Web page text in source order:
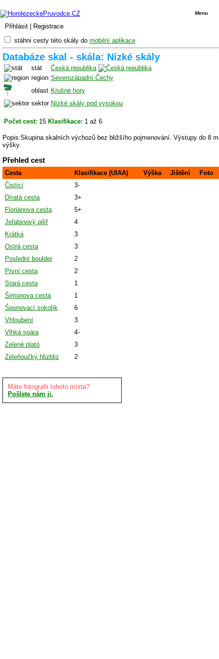
Přihlásit Registrace
Menu
stáhni cesty této skály do mobilní aplikace
Databáze skal - skála: Nízké skály
stát
Česká republika
region Severozápadní Čechy
oblast Krušné hory
sektor Nízké skály pod vysokou
Počet cest: 15 Klasifikace: 1 až 6
Popis:Skupina skalních výchozů bez bližšího pojmenování. Výstupy do 8 m
výšky.
Přehled cest
Cesta Klasifikace (UIAA) Výška Jištění
Foto
Čistící
3-
Díratá cesta
3+
Floriánova cesta
5+
Jeřabinový pilíř
4
Krátká
3
Ostrá cesta
3
Poslední boulder
2
První cesta
2
Stará cesta
1
Šimonova cesta
1
Šponovací sokolík
6
Vhloubení
3
Vlhká spára
4-
Zelené plató
3
Zeleňoučký hlizbliz
2
Máte fotografii tohoto místa?
Pošlete nám ji.